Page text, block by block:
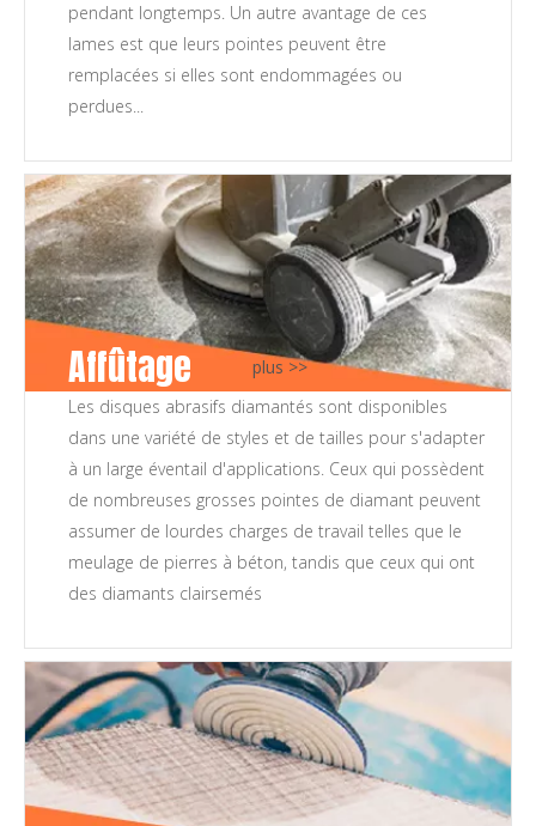
pendant longtemps. Un autre avantage de ces
lames est que leurs pointes peuvent être
remplacées si elles sont endommagées ou
perdues...
Affûtage
plus >>
Les disques abrasifs diamantés sont disponibles
dans une variété de styles et de tailles pour s'adapter
à un large éventail d'applications. Ceux qui possèdent
de nombreuses grosses pointes de diamant peuvent
assumer de lourdes charges de travail telles que le
meulage de pierres à béton, tandis que ceux qui ont
des diamants clairsemés